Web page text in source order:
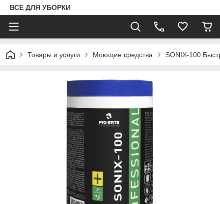
ВСЕ ДЛЯ УБОРКИ
Товары и услуги Моющие средства SONIX-100